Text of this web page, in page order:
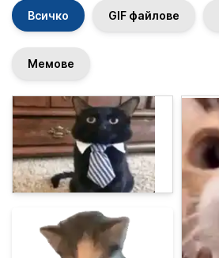
Всичко GIF файлове
Мемове